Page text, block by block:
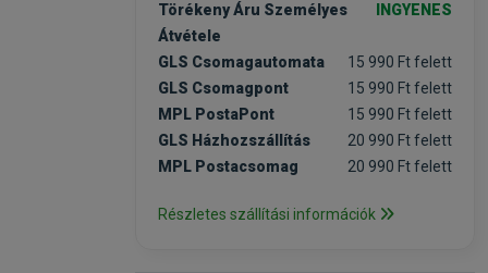
Törékeny Áru Személyes
Átvétele
INGYENES
GLS Csomagautomata
15 990 Ft felett
GLS Csomagpont
15 990 Ft felett
MPL PostaPont
15 990 Ft felett
GLS Házhozszállítás
20 990 Ft felett
MPL Postacsomag
20 990 Ft felett
Részletes szállítási információk